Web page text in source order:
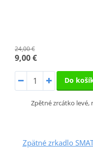
24,00 €
9,00 €
Do
Zpětné zrcátko levé,
Zpätné zrkadlo